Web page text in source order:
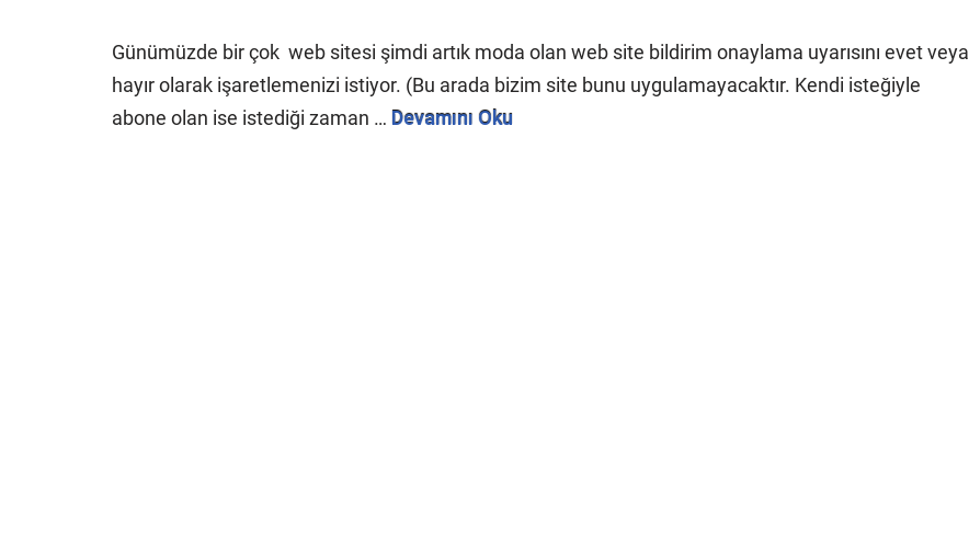
Günümüzde bir çok web sitesi şimdi artık moda olan web site bildirim onaylama uyarısını evet veya
hayır olarak işaretlemenizi istiyor. (Bu arada bizim site bunu uygulamayacaktır. Kendi isteğiyle
abone olan ise istediği zaman … Devamını Oku